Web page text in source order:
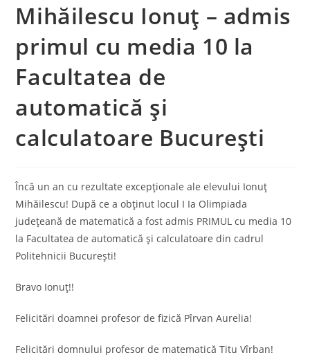
Mihăilescu Ionuț – admis
primul cu media 10 la
Facultatea de
automatică și
calculatoare București
Încă un an cu rezultate excepționale ale elevului Ionuț
Mihăilescu! După ce a obținut locul I Ia Olimpiada
județeană de matematică a fost admis PRIMUL cu media 10
la Facultatea de automatică și calculatoare din cadrul
Politehnicii București!
Bravo Ionuț!!
Felicitări doamnei profesor de fizică Pîrvan Aurelia!
Felicitări domnului profesor de matematică Titu Vîrban!